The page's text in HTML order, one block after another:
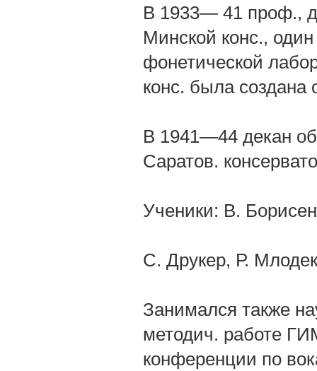
В 1933— 41 проф.,
Минской конс.,
фонетической
конс. была создана
В 1941—44 декан
Саратов.
Ученики: В.
С. Друкер, Р.
Занимался также
методич. работе
конференции по